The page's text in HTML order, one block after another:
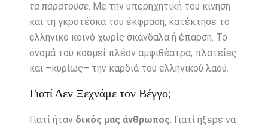
τα παρατούσε. Με την υπερηχητική του κίνηση
και τη γκροτέσκα του έκφραση, κατέκτησε το
ελληνικό κοινό χωρίς σκάνδαλα ή έπαρση. Το
όνομά του κοσμεί πλέον αμφιθέατρα, πλατείες
και –κυρίως– την καρδιά του ελληνικού λαού.
Γιατί Δεν Ξεχνάμε τον Βέγγο;
Γιατί ήταν δικός μας άνθρωπος. Γιατί ήξερε να